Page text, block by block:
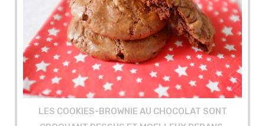
LES COOKIES-BROWNIE AU CHOCOLAT SONT